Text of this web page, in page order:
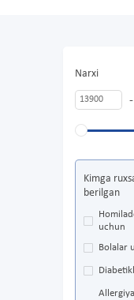
Narxi
-
Kimga
berilgan
uchun
Bolalar